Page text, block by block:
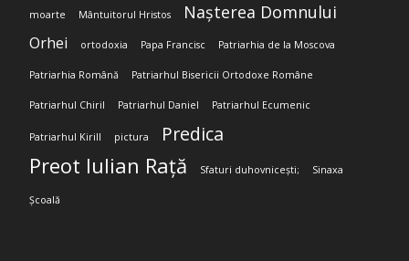
moarte Mântuitorul Hristos Nașterea Domnului
Orhei ortodoxia Papa Francisc Patriarhia de la Moscova
Patriarhia Română Patriarhul Bisericii Ortodoxe Române
Patriarhul Chiril Patriarhul Daniel Patriarhul Ecumenic
Patriarhul Kirill pictura Predica
Preot Iulian Rață Sfaturi duhovnicești; Sinaxa
Școală